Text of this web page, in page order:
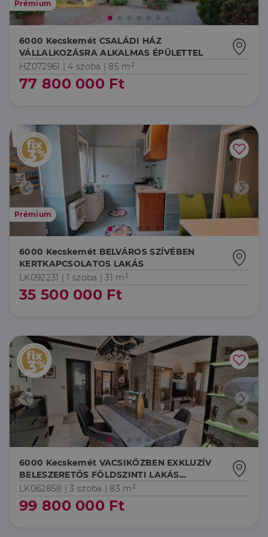
Prémium
6000 Kecskemét CSALÁDI HÁZ
VÁLLALKOZÁSRA ALKALMAS ÉPÜLETTEL
HZ072961 |4 szoba | 85 m²
77 800 000 Ft
Prémium
6000 Kecskemét BELVÁROS SZÍVÉBEN
KERTKAPCSOLATOS LAKÁS
LK092231 |1 szoba | 31 m²
35 500 000 Ft
6000 Kecskemét VACSIKÖZBEN EXKLUZÍV
BELESZERETŐS FÖLDSZINTI LAKÁS
GARÁZZSAL
LK062858 |3 szoba | 83 m²
99 800 000 Ft